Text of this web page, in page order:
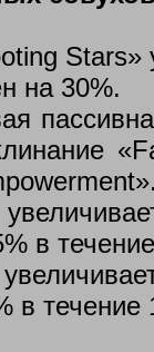
Stars»
на 30%.
в
в течение